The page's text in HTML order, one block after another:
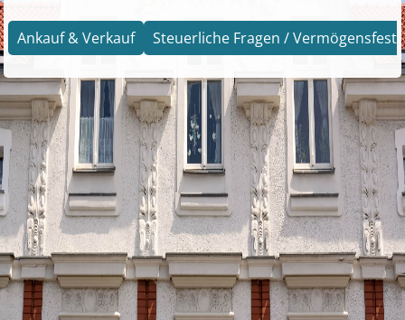
Ankauf & Verkauf Steuerliche Fragen /